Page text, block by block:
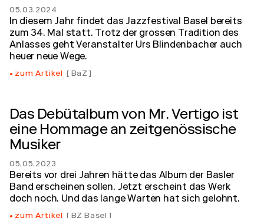
05.03.2024
In diesem Jahr findet das Jazzfestival Basel bereits
zum 34. Mal statt. Trotz der grossen Tradition des
Anlasses geht Veranstalter Urs Blindenbacher auch
heuer neue Wege.
zum Artikel BaZ
Das Debütalbum von Mr. Vertigo ist
eine Hommage an zeitgenössische
Musiker
05.05.2023
Bereits vor drei Jahren hätte das Album der Basler
Band erscheinen sollen. Jetzt erscheint das Werk
doch noch. Und das lange Warten hat sich gelohnt.
zum Artikel BZ Basel